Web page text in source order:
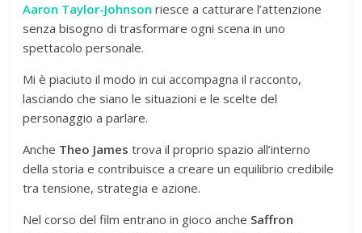
Aaron Taylor-Johnson riesce a catturare l’attenzione
senza bisogno di trasformare ogni scena in uno
spettacolo personale.
Mi è piaciuto il modo in cui accompagna il racconto,
lasciando che siano le situazioni e le scelte del
personaggio a parlare.
Anche Theo James trova il proprio spazio all’interno
della storia e contribuisce a creare un equilibrio credibile
tra tensione, strategia e azione.
Nel corso del film entrano in gioco anche Saffron